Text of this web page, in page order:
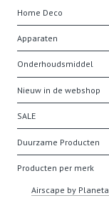
Home Deco
Apparaten
Onderhoudsmiddel
Nieuw in de webshop
SALE
Duurzame Producten
Producten per merk
Airscape by